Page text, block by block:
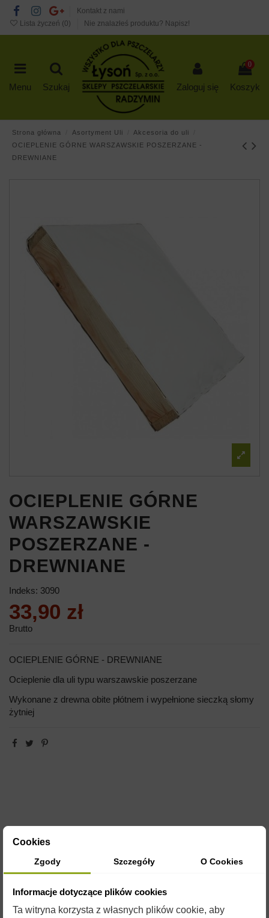
Kontakt z nami
Lista życzeń (0) Nie znalazłeś produktu? Napisz!
Menu Szukaj Zaloguj się
0
Koszyk
Strona główna Asortyment Uli
Akcesoria do uli
OCIEPLENIE GÓRNE WARSZAWSKIE POSZERZANE -
DREWNIANE
OCIEPLENIE GÓRNE
WARSZAWSKIE
POSZERZANE -
DREWNIANE
Indeks: 3090
33,90 zł
Brutto
OCIEPLENIE GÓRNE - DREWNIANE
Ocieplenie dla uli typu warszawskie poszerzane
Wykonane z drewna obite płótnem i wypełnione sieczką słomy
żytniej
OCIEPLENIE GÓRNE - DREWNIANE
Ocieplenie dla uli typu warszawskie poszerzane
Cookies
Zgody Szczegóły O Cookies
Informacje dotyczące plików cookies
Ta witryna korzysta z własnych plików cookie, aby